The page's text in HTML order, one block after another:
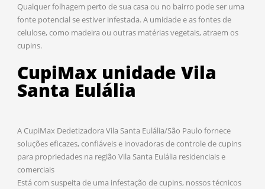
Qualquer folhagem perto de sua casa ou no bairro pode ser uma
fonte potencial se estiver infestada. A umidade e as fontes de
celulose, como madeira ou outras matérias vegetais, atraem os
cupins.
CupiMax unidade Vila
Santa Eulália
A CupiMax Dedetizadora Vila Santa Eulália/São Paulo fornece
soluções eficazes, confiáveis e inovadoras de controle de cupins
para propriedades na região Vila Santa Eulália residenciais e
comerciais
Está com suspeita de uma infestação de cupins, nossos técnicos